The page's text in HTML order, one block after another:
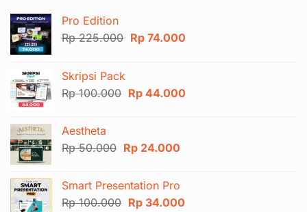
Pro Edition
Rp225.000 Harga
Rp74.000Harga
Rp 74.000.
Skripsi Pack
Rp100.000 Harga
Rp44.000Harga
Aestheta
Rp50.000 Harga
Rp 50.000.
Rp24.000Harga
adalah:
Rp 24.000.
Smart Presentation Pro
Rp100.000 Harga
Rp34.000Harga